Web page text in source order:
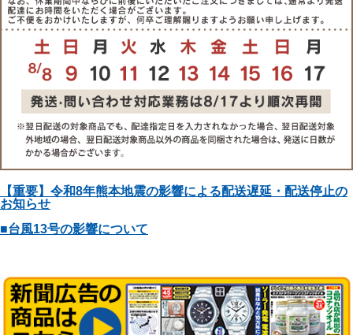
【重要】令和8年熊本地震の影響による配送遅延・配送停止の
お知らせ
■台風13号の影響について